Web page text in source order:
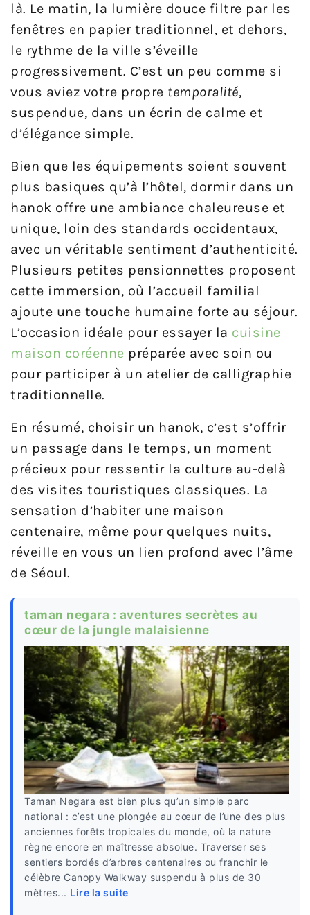
là. Le matin, la lumière douce filtre par les
fenêtres en papier traditionnel, et dehors,
le rythme de la ville s’éveille
progressivement. C’est un peu comme si
vous aviez votre propre temporalité,
suspendue, dans un écrin de calme et
d’élégance simple.
Bien que les équipements soient souvent
plus basiques qu’à l’hôtel, dormir dans un
hanok offre une ambiance chaleureuse et
unique, loin des standards occidentaux,
avec un véritable sentiment d’authenticité.
Plusieurs petites pensionnettes proposent
cette immersion, où l’accueil familial
ajoute une touche humaine forte au séjour.
L’occasion idéale pour essayer la cuisine
maison coréenne préparée avec soin ou
pour participer à un atelier de calligraphie
traditionnelle.
En résumé, choisir un hanok, c’est s’offrir
un passage dans le temps, un moment
précieux pour ressentir la culture au-delà
des visites touristiques classiques. La
sensation d’habiter une maison
centenaire, même pour quelques nuits,
réveille en vous un lien profond avec l’âme
de Séoul.
taman negara : aventures secrètes au
cœur de la jungle malaisienne
Taman Negara est bien plus qu’un simple parc
national : c’est une plongée au cœur de l’une des plus
anciennes forêts tropicales du monde, où la nature
règne encore en maîtresse absolue. Traverser ses
sentiers bordés d’arbres centenaires ou franchir le
célèbre Canopy Walkway suspendu à plus de 30
mètres... Lire la suite